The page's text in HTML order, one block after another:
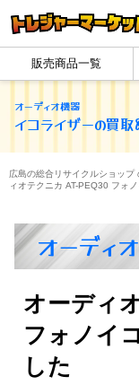
販売商品一覧
オーディオ機器
イコライザーの買
広島の総合リサイクルショップ
ィオテクニカ AT-PEQ30 フォ
オーディ
オーディ
フォノイ
した